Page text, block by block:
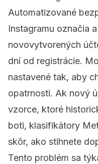
Automatizované
Instagramu označia
novovytvorených
dní od registrácie.
nastavené tak, aby
opatrnosti. Ak nový
vzorce, ktoré
boti, klasifikátory
skôr, ako stihnete
Tento problém sa